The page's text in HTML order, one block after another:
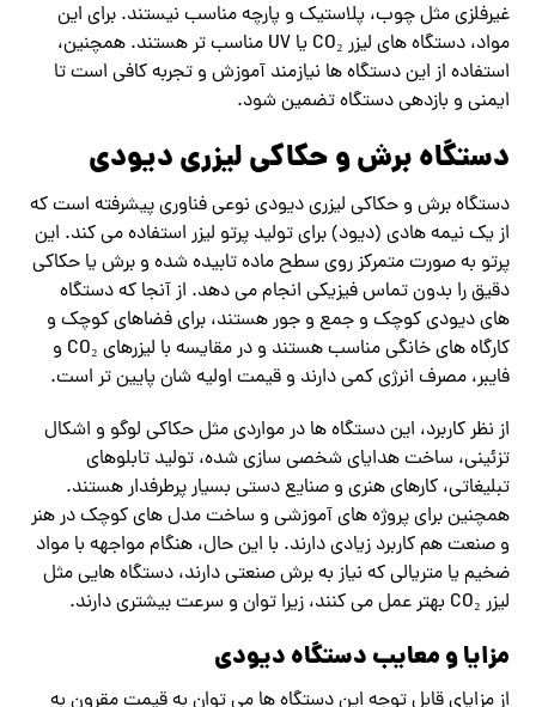
غیرفلزی مثل چوب، پلاستیک و پارچه مناسب نیستند. برای این
مواد، دستگاه‌ های لیزر CO₂ یا UV مناسب ‌تر هستند. همچنین،
استفاده از این دستگاه ‌ها نیازمند آموزش و تجربه کافی است تا
ایمنی و بازدهی دستگاه تضمین شود.
دستگاه برش و حکاکی لیزری دیودی
دستگاه برش و حکاکی لیزری دیودی نوعی فناوری پیشرفته است که
از یک نیمه ‌هادی (دیود) برای تولید پرتو لیزر استفاده می ‌کند. این
پرتو به ‌صورت متمرکز روی سطح ماده تابیده شده و برش یا حکاکی
دقیق را بدون تماس فیزیکی انجام می ‌دهد. از آنجا که دستگاه‌
های دیودی کوچک و جمع‌ و جور هستند، برای فضاهای کوچک و
کارگاه ‌های خانگی مناسب هستند و در مقایسه با لیزرهای CO₂ و
فایبر، مصرف انرژی کمی دارند و قیمت اولیه ‌شان پایین تر است.
از نظر کاربرد، این دستگاه ‌ها در مواردی مثل حکاکی لوگو و اشکال
تزئینی، ساخت هدایای شخصی ‌سازی ‌شده، تولید تابلوهای
تبلیغاتی، کارهای هنری و صنایع دستی بسیار پرطرفدار هستند.
همچنین برای پروژه‌ های آموزشی و ساخت مدل‌ های کوچک در هنر
و صنعت هم کاربرد زیادی دارند. با این حال، هنگام مواجهه با مواد
ضخیم یا متریالی که نیاز به برش صنعتی دارند، دستگاه هایی مثل
لیزر CO₂ بهتر عمل می ‌کنند، زیرا توان و سرعت بیشتری دارند.
مزایا و معایب دستگاه دیودی